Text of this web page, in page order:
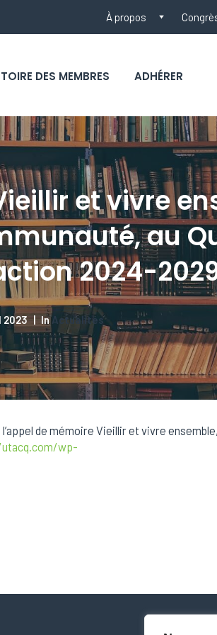
À propos
DES MEMBRES ADHÉRER
et vivre
au
2024-
2023 InActualités
de mémoire Vieillir et vivre
wp-